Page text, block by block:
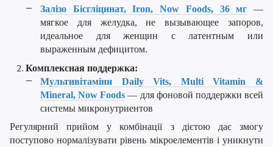
Залізо Бісгліцинат, Iron, Now Foods, 36 мг —
мягкое для желудка, не вызывающее запоров,
идеальное для женщин с латентным или
выраженным дефицитом.
Комплексная поддержка:
Мультивітаміни Daily Vits, Multi Vitamin &
Mineral, Now Foods — для фоновой поддержки всей
системы микронутриентов
Регулярний прийом у комбінації з дієтою дає змогу
поступово нормалізувати рівень мікроелементів і уникнути